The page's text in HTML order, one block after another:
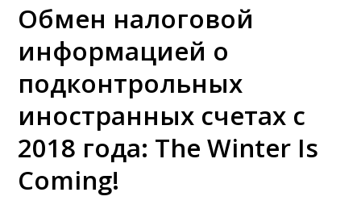
Обмен налоговой
информацией о
подконтрольных
иностранных счетах с
2018 года: The Winter Is
Coming!